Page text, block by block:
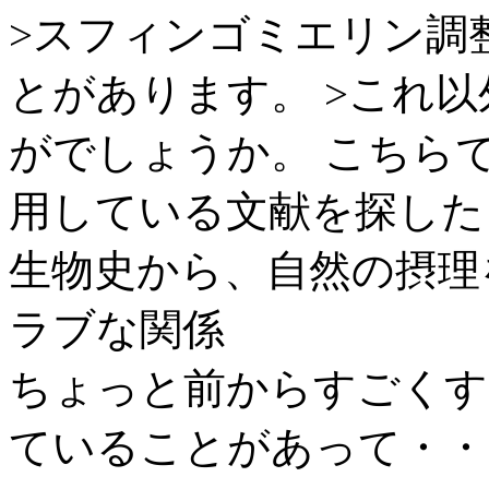
>スフィンゴミエリン調
とがあります。 >これ
がでしょうか。 こちら
用している文献を探し
生物史から、自然の摂
ラブな関係
ちょっと前からすごく
ていることがあって・